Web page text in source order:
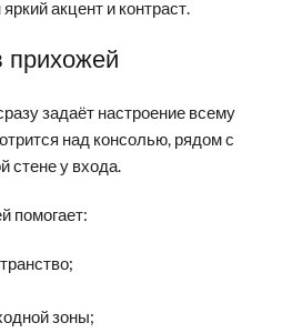
акцент и контраст.
прихожей
задаёт настроение всему
над консолью, рядом с
стене у входа.
помогает:
зоны;